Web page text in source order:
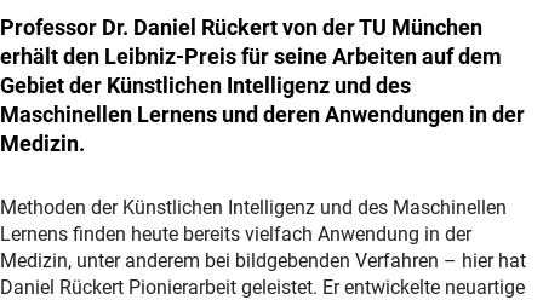
Professor Dr. Daniel Rückert von der TU München
erhält den Leibniz-Preis für seine Arbeiten auf dem
Gebiet der Künstlichen Intelligenz und des
Maschinellen Lernens und deren Anwendungen in der
Medizin.
Methoden der Künstlichen Intelligenz und des Maschinellen
Lernens finden heute bereits vielfach Anwendung in der
Medizin, unter anderem bei bildgebenden Verfahren – hier hat
Daniel Rückert Pionierarbeit geleistet. Er entwickelte neuartige